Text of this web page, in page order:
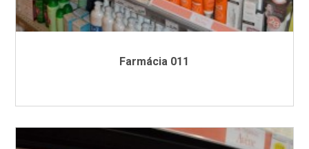
Farmácia 011